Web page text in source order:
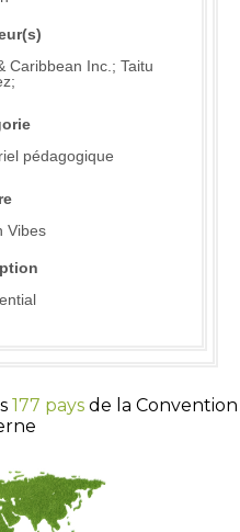
Caribbean Inc.; Taitu
pédagogique
Vibes
177 pays de la Convention